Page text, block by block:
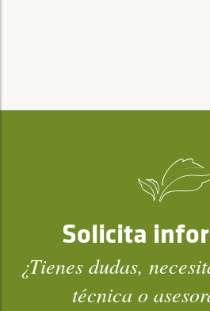
Solicita
¿Tienes dudas,
técnica o